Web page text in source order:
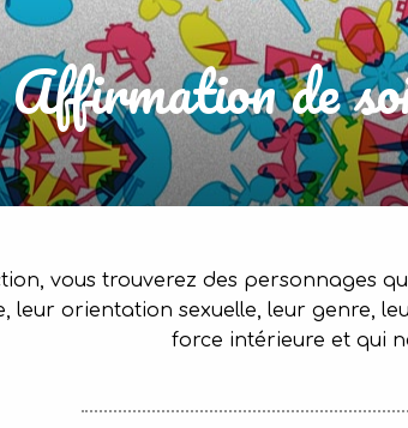
Affirmation de
vous trouverez des personnages
leur orientation sexuelle, leur genre,
force intérieure et qui